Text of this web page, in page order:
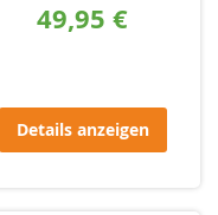
49,95 €
Details anzeigen